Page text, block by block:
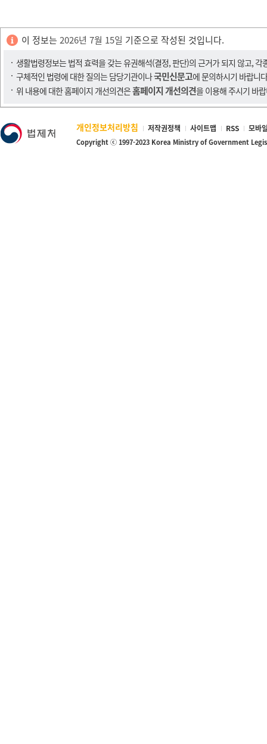
이 정보는 2026년 7월 15일 기준으로 작성된 것입니다.
생활법령정보는 법적 효력을 갖는 유권해석(결정, 판단)의 근거가 되지 않고,
구체적인 법령에 대한 질의는 담당기관이나국민신문고에 문의하시기 바랍니
위 내용에 대한 홈페이지 개선의견은홈페이지 개선의견을 이용해 주시기 바
개인정보처리방침 저작권정책 사이트맵 RSS 모바
Copyright ⓒ 1997-2023 Korea Ministry of Government